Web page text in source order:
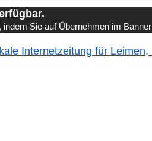
indem Sie auf Übernehmen im
Internetzeitung für Leimen,